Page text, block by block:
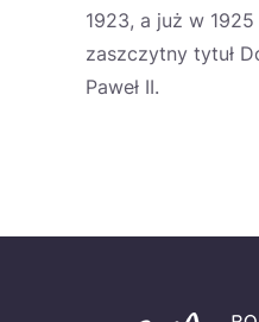
1923, a już w
zaszczytny tytuł
Paweł II.